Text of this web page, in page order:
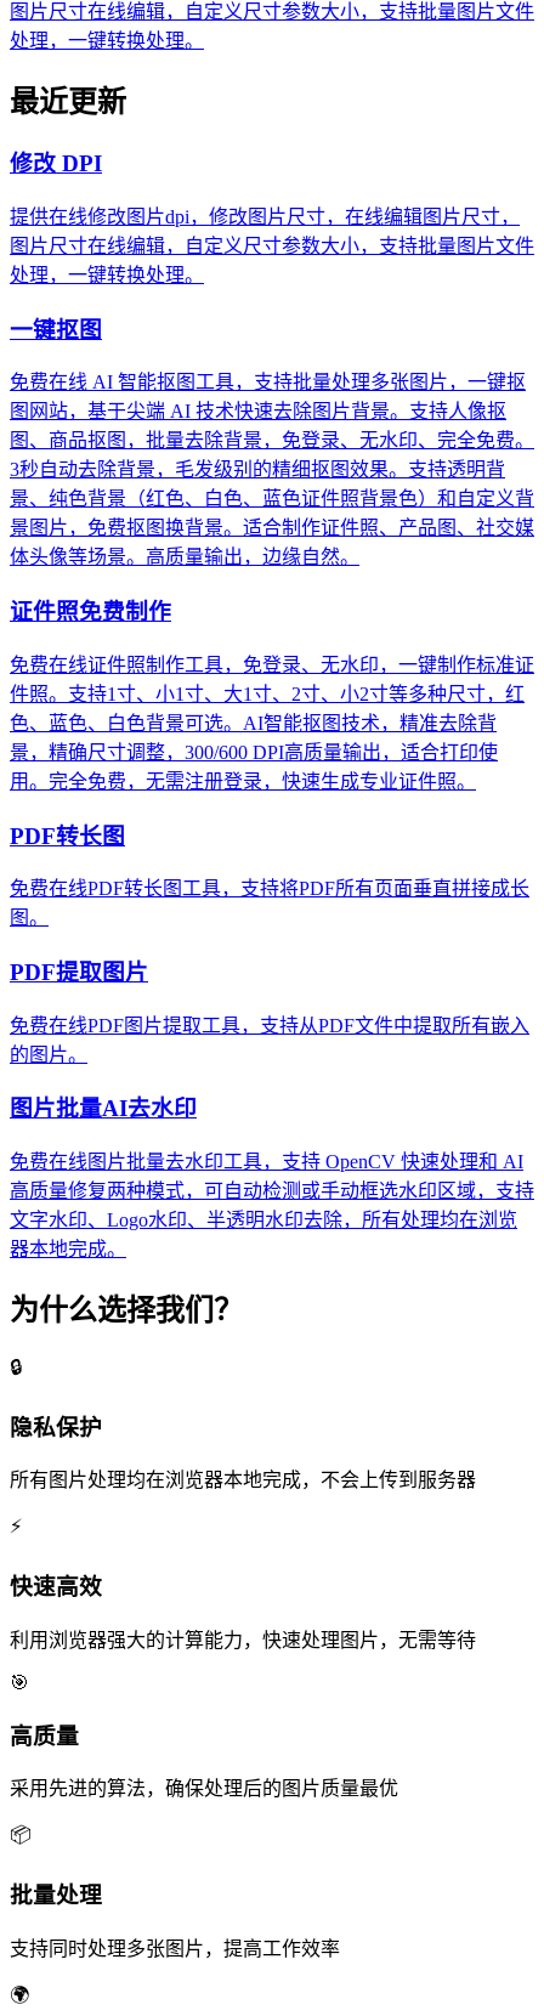
图片尺寸在线编辑，自定义尺寸参数大小，支持批量图片文件
处理，一键转换处理。
最近更新
修改 DPI
提供在线修改图片dpi，修改图片尺寸，在线编辑图片尺寸，
图片尺寸在线编辑，自定义尺寸参数大小，支持批量图片文件
处理，一键转换处理。
一键抠图
免费在线 AI 智能抠图工具，支持批量处理多张图片，一键抠
图网站，基于尖端 AI 技术快速去除图片背景。支持人像抠
图、商品抠图，批量去除背景，免登录、无水印、完全免费。
3秒自动去除背景，毛发级别的精细抠图效果。支持透明背
景、纯色背景（红色、白色、蓝色证件照背景色）和自定义背
景图片，免费抠图换背景。适合制作证件照、产品图、社交媒
体头像等场景。高质量输出，边缘自然。
证件照免费制作
免费在线证件照制作工具，免登录、无水印，一键制作标准证
件照。支持1寸、小1寸、大1寸、2寸、小2寸等多种尺寸，红
色、蓝色、白色背景可选。AI智能抠图技术，精准去除背
景，精确尺寸调整，300/600 DPI高质量输出，适合打印使
用。完全免费，无需注册登录，快速生成专业证件照。
PDF转长图
免费在线PDF转长图工具，支持将PDF所有页面垂直拼接成长
图。
PDF提取图片
免费在线PDF图片提取工具，支持从PDF文件中提取所有嵌入
的图片。
图片批量AI去水印
免费在线图片批量去水印工具，支持 OpenCV 快速处理和 AI
高质量修复两种模式，可自动检测或手动框选水印区域，支持
文字水印、Logo水印、半透明水印去除，所有处理均在浏览
器本地完成。
为什么选择我们？
🔒
隐私保护
所有图片处理均在浏览器本地完成，不会上传到服务器
⚡
快速高效
利用浏览器强大的计算能力，快速处理图片，无需等待
🎯
高质量
采用先进的算法，确保处理后的图片质量最优
📦
批量处理
支持同时处理多张图片，提高工作效率
🌍